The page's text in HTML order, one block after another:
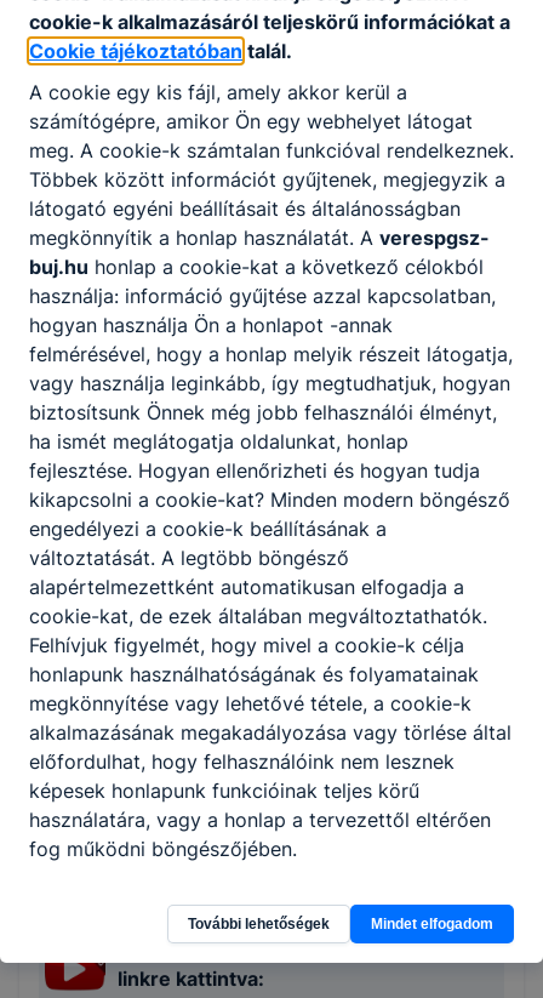
szakma és a kollégák iránt tanúsított alázat,
problémamegoldó képesség, kreativitás,
együttműködő képesség.
A SZAKKÉPZETTSÉGGEL RENDELKEZŐ
a vezetőszakács utasításait követve ételt
készít, tálal, díszít a szakmaiság, a
praktikusság és az esztétikusság
figyelembevételével;
előkészítő, elkészítő és befejező
műveleteket hajt végre;
árut rendel, árut vesz át, árut raktároz
szakosítva;
betartja és betartatja a HACCP
szabályzatot;
anyagi és erkölcsi felelősséget vállal a
rábízott javakért;
a konyhatechnológiai eljárásokat
tudatosan alkalmazza;
képes a segédszemélyzet munkáját
összehangolni, irányítani.
ISKOLASPECIFIKUS INFORMÁCIÓK A KÉPZÉSHEZ
A gyakorlati foglalkozásokat a saját tankonyhán
tartjuk, illetve a duális képzésben résztvevő
partnereink egységeiben.
videót tekinthet meg a Youtube
csatornánkon az ikonra vagy alábbi
linkre kattintva:
cookie-k alkalmazásáról teljeskörű információkat a
Cookie tájékoztatóban talál.
A cookie egy kis fájl, amely akkor kerül a
számítógépre, amikor Ön egy webhelyet látogat
meg. A cookie-k számtalan funkcióval rendelkeznek.
Többek között információt gyűjtenek, megjegyzik a
látogató egyéni beállításait és általánosságban
megkönnyítik a honlap használatát. A verespgsz-
buj.hu honlap a cookie-kat a következő célokból
használja: információ gyűjtése azzal kapcsolatban,
hogyan használja Ön a honlapot -annak
felmérésével, hogy a honlap melyik részeit látogatja,
vagy használja leginkább, így megtudhatjuk, hogyan
biztosítsunk Önnek még jobb felhasználói élményt,
ha ismét meglátogatja oldalunkat, honlap
fejlesztése. Hogyan ellenőrizheti és hogyan tudja
kikapcsolni a cookie-kat? Minden modern böngésző
engedélyezi a cookie-k beállításának a
változtatását. A legtöbb böngésző
alapértelmezettként automatikusan elfogadja a
cookie-kat, de ezek általában megváltoztathatók.
Felhívjuk figyelmét, hogy mivel a cookie-k célja
honlapunk használhatóságának és folyamatainak
megkönnyítése vagy lehetővé tétele, a cookie-k
alkalmazásának megakadályozása vagy törlése által
előfordulhat, hogy felhasználóink nem lesznek
képesek honlapunk funkcióinak teljes körű
használatára, vagy a honlap a tervezettől eltérően
fog működni böngészőjében.
További lehetőségek Mindet elfogadom